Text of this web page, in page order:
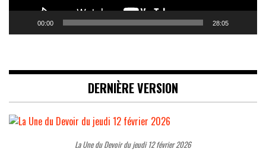
00:00 28:05
DERNIÈRE VERSION
La Une du Devoir du jeudi 12 février 2026